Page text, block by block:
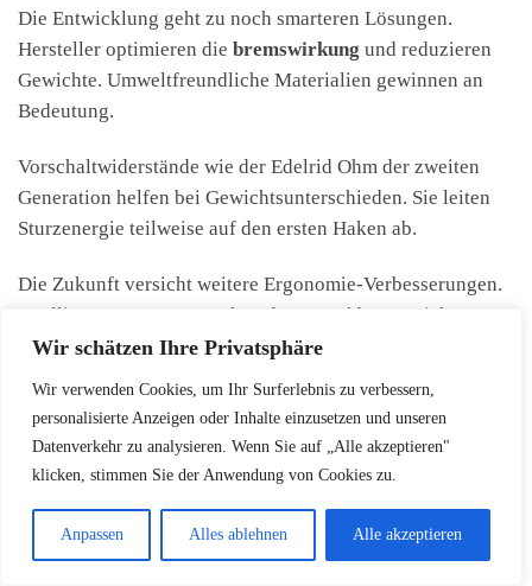
Wir schätzen Ihre Privatsphäre
Wir verwenden Cookies, um Ihr Surferlebnis zu verbessern,
personalisierte Anzeigen oder Inhalte einzusetzen und unseren
Datenverkehr zu analysieren. Wenn Sie auf „Alle akzeptieren"
klicken, stimmen Sie der Anwendung von Cookies zu.
Anpassen Alles ablehnen Alle akzeptieren
Die Entwicklung geht zu noch smarteren Lösungen.
Hersteller optimieren die bremswirkung und reduzieren
Gewichte. Umweltfreundliche Materialien gewinnen an
Bedeutung.
Vorschaltwiderstände wie der Edelrid Ohm der zweiten
Generation helfen bei Gewichtsunterschieden. Sie leiten
Sturzenergie teilweise auf den ersten Haken ab.
Die Zukunft versicht weitere Ergonomie-Verbesserungen.
Intelligente Features machen das
Sportklettern
sicherer,
ohne Eigenverantwortung zu untergraben.
Fazit
Ihre Sicherheit in der Vertikalen steht im Mittelpunkt der
technischen Entwicklungen 2026. Die Auswahl des
passendenSicherungsgerätshängt von Ihrem